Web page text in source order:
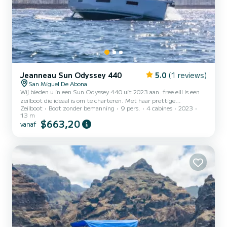
Jeanneau Sun Odyssey 440 5.0 (1 reviews)
San Miguel De Abona
Wij bieden u in een Sun Odyssey 440 uit 2023 aan. free elli is een
zeilboot die ideaal is om te charteren. Met haar prettige
vaareigenschappen is dit schip ideaal voor een reis van een week of
langer. De boot beschikt over 4 comfortabele hutten voor
maximaal 9 personen. Met haar 13 meter lengte en een
440< /b > heeft 2 toiletten met douches. Deze boot is
Zeilboot Boot zonder bemanning 9 pers. 4 cabines
2023
13 m
vanaf $663,20